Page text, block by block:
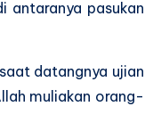
antaranya pasukan
datangnya ujian
muliakan orang-